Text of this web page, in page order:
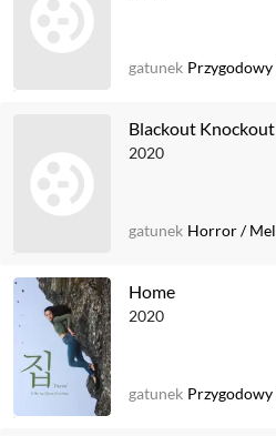
gatunek Przygodowy
Blackout Knockout
2020
gatunek Horror/
Home
2020
gatunek Przygodowy